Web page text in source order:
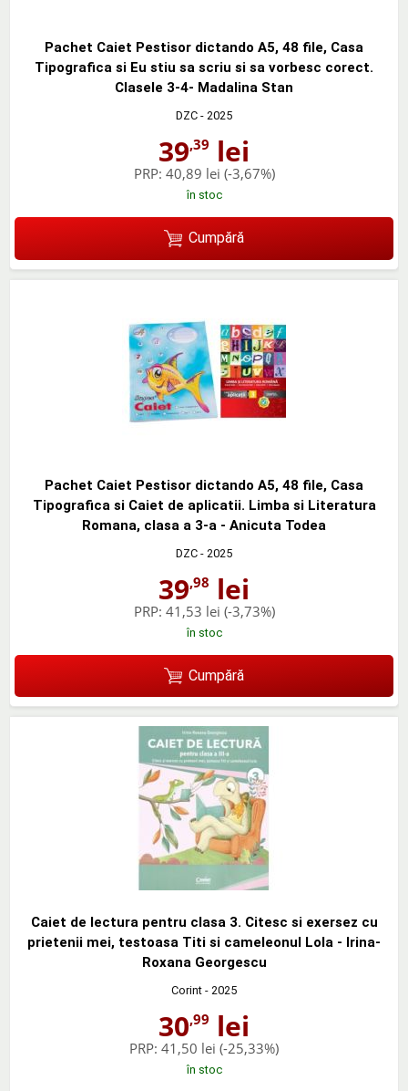
Pachet Caiet Pestisor dictando A5, 48 file, Casa
Tipografica si Eu stiu sa scriu si sa vorbesc corect.
Clasele 3-4- Madalina Stan
DZC - 2025
39,39 lei
PRP: 40,89 lei (-3,67%)
în stoc
Cumpără
Pachet Caiet Pestisor dictando A5, 48 file, Casa
Tipografica si Caiet de aplicatii. Limba si Literatura
Romana, clasa a 3-a - Anicuta Todea
DZC - 2025
39,98 lei
PRP: 41,53 lei (-3,73%)
în stoc
Cumpără
Caiet de lectura pentru clasa 3. Citesc si exersez cu
prietenii mei, testoasa Titi si cameleonul Lola - Irina-
Roxana Georgescu
Corint - 2025
30,99 lei
PRP: 41,50 lei (-25,33%)
în stoc